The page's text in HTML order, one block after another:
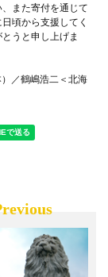
また寄付を通じて
頃から支援してく
うと申し上げま
／鶴嶋浩二＜北海